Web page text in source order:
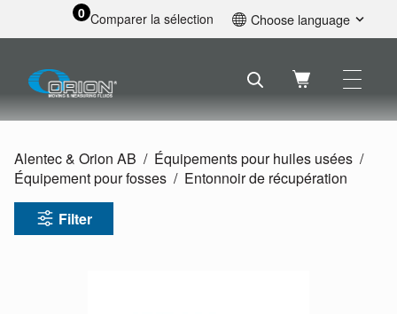
0 Comparer la sélection Choose language
Svenska
Nederlands
Deutsch
Русский
Alentec & Orion AB
Équipements pour huiles usées
Équipement pour fosses
Entonnoir de récupération
Filter